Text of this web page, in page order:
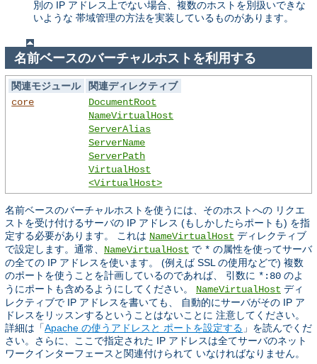
別の IP アドレス上でない場合、複数のホストを別扱いできな
いような 帯域管理の方法を実装しているものがあります。
名前ベースのバーチャルホストを利用する
関連モジュール
関連ディレクティブ
core
DocumentRoot
NameVirtualHost
ServerAlias
ServerName
ServerPath
VirtualHost
<VirtualHost>
名前ベースのバーチャルホストを使うには、そのホストへの リクエ
ストを受け付けるサーバの IP アドレス (もしかしたらポートも) を指
定する必要があります。 これは NameVirtualHost ディレクティブ
で設定します。通常、 NameVirtualHost で * の属性を使ってサーバ
の全ての IP アドレスを使います。 (例えば SSL の使用などで) 複数
のポートを使うことを計画しているのであれば、 引数に *:80 のよ
うにポートも含めるようにしてください。 NameVirtualHost ディ
レクティブで IP アドレスを書いても、 自動的にサーバがその IP ア
ドレスをリッスンするということはないことに 注意してください。
詳細は「Apache の使うアドレスと ポートを設定する 」を読んでくだ
さい。さらに、ここで指定された IP アドレスは全てサーバのネット
ワークインターフェースと関連付けられて いなければなりません。